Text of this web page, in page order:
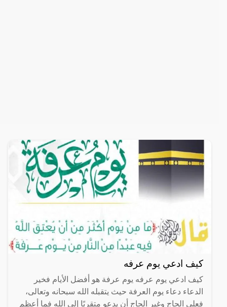
كيف ادعي يوم عرفه
كيف ادعي يوم عرفه يوم عرفة هو أفضل الأيام فخير
الدعاء دعاء يوم العرفة حيث يتقبله الله سبحانه وتعالى،
فعلى الحاج وغير الحاج أن يدعو متقربًا إلى الله فما أعظم